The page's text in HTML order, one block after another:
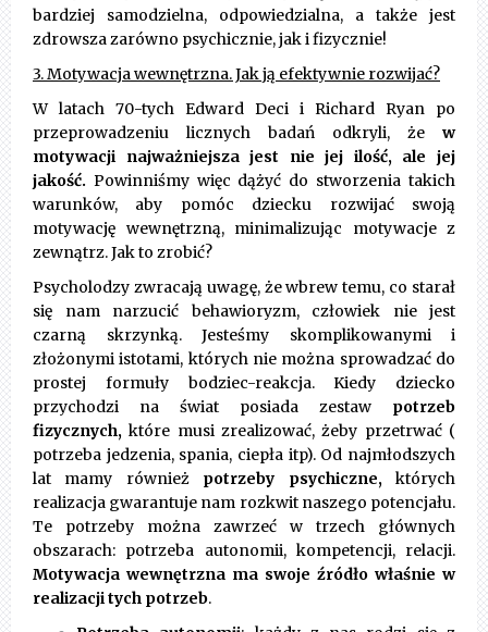
bardziej samodzielna, odpowiedzialna, a także jest
zdrowsza zarówno psychicznie, jak i fizycznie!
3. Motywacja wewnętrzna. Jak ją efektywnie rozwijać?
W latach 70-tych Edward Deci i Richard Ryan po
przeprowadzeniu licznych badań odkryli, że w
motywacji najważniejsza jest nie jej ilość, ale jej
jakość. Powinniśmy więc dążyć do stworzenia takich
warunków, aby pomóc dziecku rozwijać swoją
motywację wewnętrzną, minimalizując motywacje z
zewnątrz. Jak to zrobić?
Psycholodzy zwracają uwagę, że wbrew temu, co starał
się nam narzucić behawioryzm, człowiek nie jest
czarną skrzynką. Jesteśmy skomplikowanymi i
złożonymi istotami, których nie można sprowadzać do
prostej formuły bodziec-reakcja. Kiedy dziecko
przychodzi na świat posiada zestaw potrzeb
fizycznych, które musi zrealizować, żeby przetrwać (
potrzeba jedzenia, spania, ciepła itp). Od najmłodszych
lat mamy również potrzeby psychiczne,których
realizacja gwarantuje nam rozkwit naszego potencjału.
Te potrzeby można zawrzeć w trzech głównych
obszarach: potrzeba autonomii, kompetencji, relacji.
Motywacja wewnętrzna ma swoje źródło właśnie w
realizacji tych potrzeb.